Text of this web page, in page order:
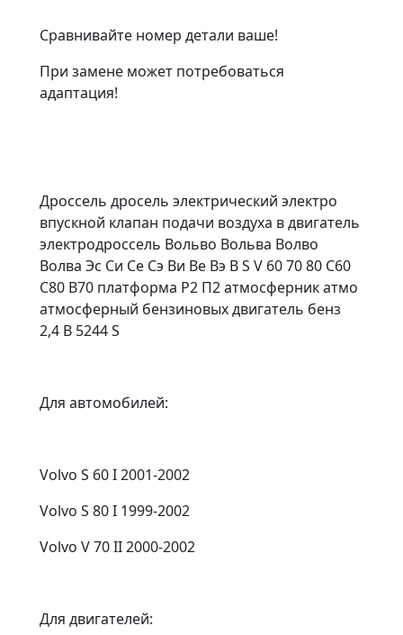
Сравнивайте номер детали ваше!
При замене может потребоваться
адаптация!
Дроссель дросель электрический электро
впускной клапан подачи воздуха в двигатель
электродроссель Вольво Вольва Волво
Волва Эс Си Се Сэ Ви Ве Вэ В S V 60 70 80 С60
С80 В70 платформа P2 П2 атмосферник атмо
атмосферный бензиновых двигатель бенз
2,4 B 5244 S
Для автомобилей:
Volvo S 60 I 2001-2002
Volvo S 80 I 1999-2002
Volvo V 70 II 2000-2002
Для двигателей: